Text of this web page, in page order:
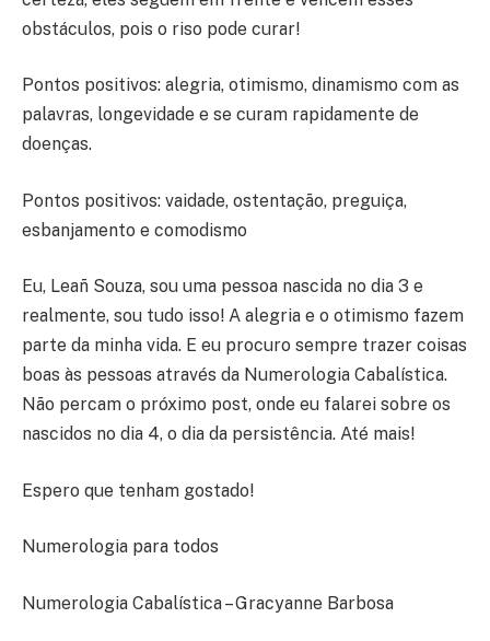
obstáculos, pois o riso pode curar!
Pontos positivos: alegria, otimismo, dinamismo com as
palavras, longevidade e se curam rapidamente de
doenças.
Pontos positivos: vaidade, ostentação, preguiça,
esbanjamento e comodismo
Eu, Leañ Souza, sou uma pessoa nascida no dia 3 e
realmente, sou tudo isso! A alegria e o otimismo fazem
parte da minha vida. E eu procuro sempre trazer coisas
boas às pessoas através da Numerologia Cabalística.
Não percam o próximo post, onde eu falarei sobre os
nascidos no dia 4, o dia da persistência. Até mais!
Espero que tenham gostado!
Numerologia para todos
Numerologia Cabalística – Gracyanne Barbosa